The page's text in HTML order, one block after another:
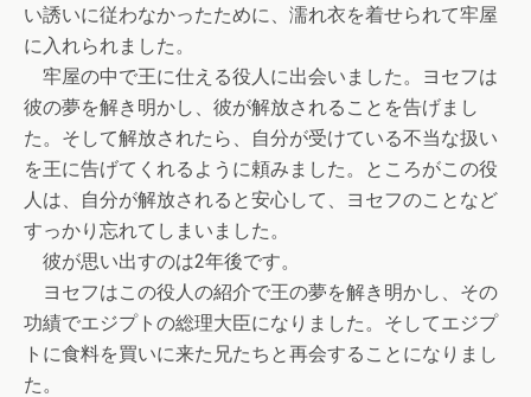
い誘いに従わなかったために、濡れ衣を着せられて牢屋
に入れられました。
牢屋の中で王に仕える役人に出会いました。ヨセフは
彼の夢を解き明かし、彼が解放されることを告げまし
た。そして解放されたら、自分が受けている不当な扱い
を王に告げてくれるように頼みました。ところがこの役
人は、自分が解放されると安心して、ヨセフのことなど
すっかり忘れてしまいました。
彼が思い出すのは2年後です。
ヨセフはこの役人の紹介で王の夢を解き明かし、その
功績でエジプトの総理大臣になりました。そしてエジプ
トに食料を買いに来た兄たちと再会することになりまし
た。